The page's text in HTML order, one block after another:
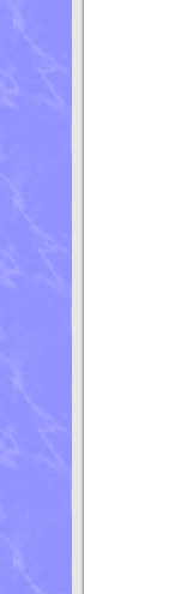
花
畑の
道行
ちっ
然し